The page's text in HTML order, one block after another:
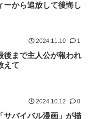
ーから追放して後悔し
2024.11.10 1
後まで主人公が報われ
えて
2024.10.12 0
サバイバル漫画」が描